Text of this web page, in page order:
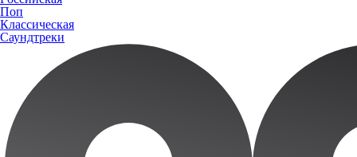
Поп
Классическая
Саундтреки